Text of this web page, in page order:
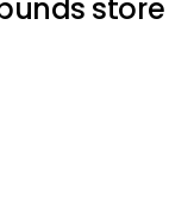
store